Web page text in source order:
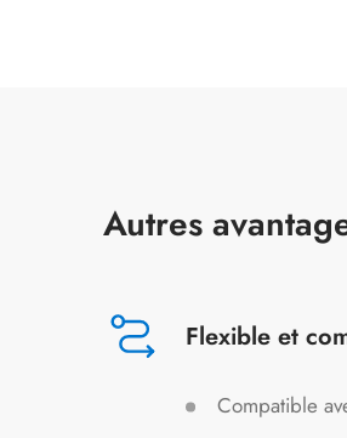
Autres
Flexible et
Compatible